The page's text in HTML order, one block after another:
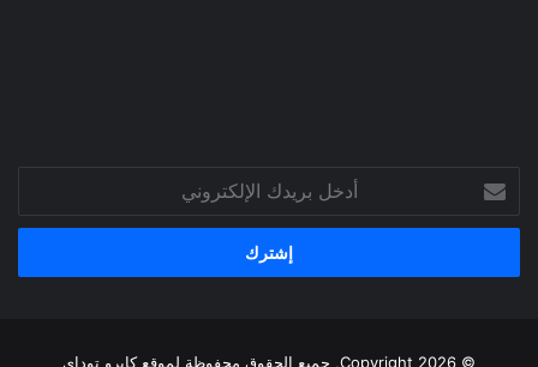
أدخل
بريدك
الإلكتروني
© Copyright 2026, جميع الحقوق محفوظة لموقع كايرو توداي